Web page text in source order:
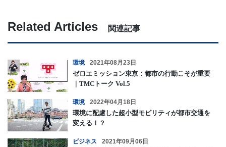
Related Articles 関連記事
環境 2021年08月23日
ゼロエミッション東京：都市の行動こそが重要
｜TMCトーク Vol.5
環境 2022年04月18日
環境に配慮した超小型モビリティが都市交通を
変える！？
ビジネス 2021年09月06日